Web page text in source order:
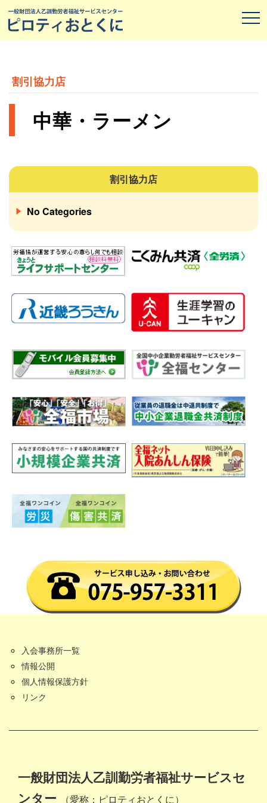
割引協力店
中華・ラーメン
割引協力店
No Categories
入会事務所一覧
情報公開
個人情報保護方針
リンク
一般財団法人乙訓勤労者福祉サービスセ
ンター
（愛称：ピロティおとくに）